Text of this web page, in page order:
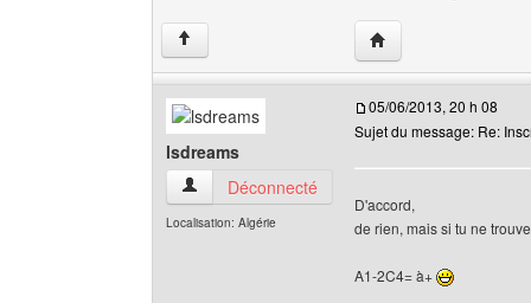
↑ Visiter le site web
lsdreams
lsdreams Voir le profil de l'utilisateur
Déconnecté
Localisation: Algérie
05/06/2013, 20 h 08
Sujet du message: Re:
D'accord,
de rien, mais si tu ne
A1-2C4= à+